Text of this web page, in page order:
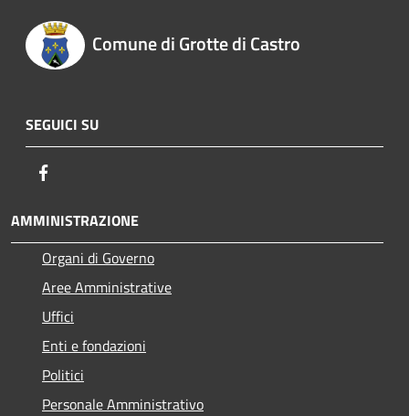
Comune di Grotte di Castro
SEGUICI SU
AMMINISTRAZIONE
Organi di Governo
Aree Amministrative
Uffici
Enti e fondazioni
Politici
Personale Amministrativo